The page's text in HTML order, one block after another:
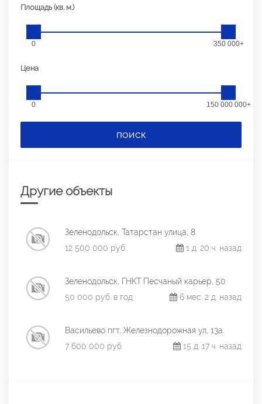
Площадь (кв. м.)
0 350 000+
Цена
0 150 000 000+
ПОИСК
Другие объекты
Зеленодольск, Татарстан улица, 8
12 500 000 руб.
1 д. 20 ч. назад
Зеленодольск, ГНКТ Песчаный карьер, 50
50 000 руб. в год
6 мес. 2 д. назад
Васильево пгт, Железнодорожная ул, 13а
7 600 000 руб.
15 д. 17 ч. назад